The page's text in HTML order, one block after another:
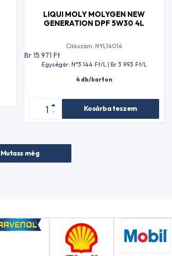
LIQUI MOLY MOLYGEN NEW
GENERATION DPF 5W30 4L
Cikkszám: NYL14014
Br 15 971 Ft
Egységár: N°3 144 Ft/L | Br 3 993 Ft/L
4 db/karton
Kosárba teszem
Mutass még